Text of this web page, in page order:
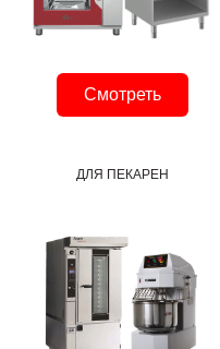
Смотреть
ДЛЯ ПЕКАРЕН